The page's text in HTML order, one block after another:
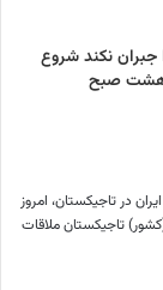
جبران نکند شروع
هشت صبح
در تاجیکستان، امروز
(کشور) تاجیکستان ملاقات